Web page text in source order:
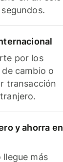
por los
cambio o
transacción
y ahorra en
llegue más